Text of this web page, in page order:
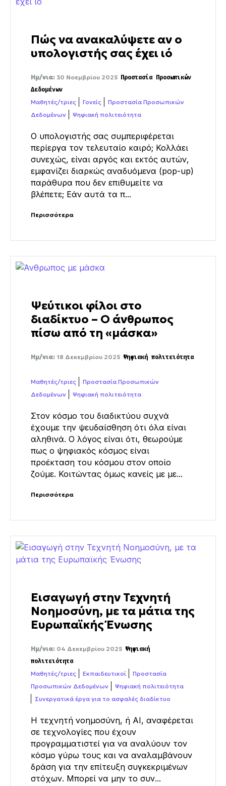
Πώς να ανακαλύψετε αν ο
υπολογιστής σας έχει ιό
Ημ/νια: 30 Νοεμβρίου 2025 Προστασία Προσωπικών
Δεδομένων
Μαθητές/τριες Γονείς
Προστασία Προσωπικών
Δεδομένων
Ψηφιακή πολιτειότητα
Ο υπολογιστής σας συμπεριφέρεται
περίεργα τον τελευταίο καιρό; Κολλάει
συνεχώς, είναι αργός και εκτός αυτών,
εμφανίζει διαρκώς αναδυόμενα (pop-up)
παράθυρα που δεν επιθυμείτε να
βλέπετε; Εάν αυτά τα π...
Περισσότερα
Ψεύτικοι φίλοι στο
διαδίκτυο – Ο άνθρωπος
πίσω από τη «μάσκα»
Ημ/νια: 18 Δεκεμβρίου 2025 Ψηφιακή πολιτειότητα
Μαθητές/τριες
Προστασία Προσωπικών
Δεδομένων
Ψηφιακή πολιτειότητα
Στον κόσμο του διαδικτύου συχνά
έχουμε την ψευδαίσθηση ότι όλα είναι
αληθινά. Ο λόγος είναι ότι, θεωρούμε
πως ο ψηφιακός κόσμος είναι
προέκταση του κόσμου στον οποίο
ζούμε. Κοιτώντας όμως κανείς με με...
Περισσότερα
Εισαγωγή στην Τεχνητή
Νοημοσύνη, με τα μάτια της
Ευρωπαϊκής Ένωσης
Ημ/νια: 04 Δεκεμβρίου 2025 Ψηφιακή
πολιτειότητα
Μαθητές/τριες Εκπαιδευτικοί
Προστασία
Προσωπικών Δεδομένων
Ψηφιακή πολιτειότητα
Συνεργατικά έργα για το ασφαλές διαδίκτυο
Η τεχνητή νοημοσύνη, ή AI, αναφέρεται
σε τεχνολογίες που έχουν
προγραμματιστεί για να αναλύουν τον
κόσμο γύρω τους και να αναλαμβάνουν
δράση για την επίτευξη συγκεκριμένων
στόχων. Μπορεί να μην το συν...